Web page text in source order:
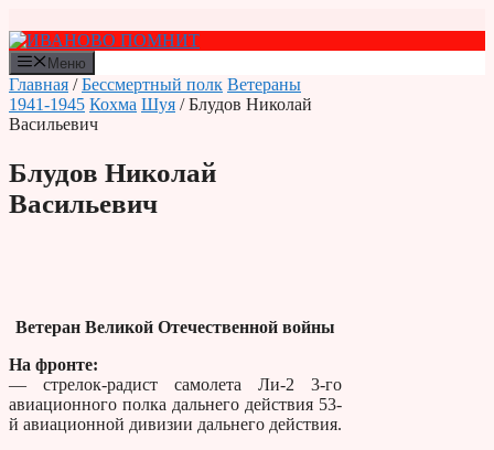
к
содержимому
Меню
Главная /Бессмертный полк Ветераны
1941-1945 Кохма Шуя / Блудов Николай
Васильевич
Блудов Николай
Васильевич
Ветеран Великой Отечественной войны
На фронте:
— стрелок-радист самолета Ли-2 3-го
авиационного полка дальнего действия 53-
й авиационной дивизии дальнего действия.